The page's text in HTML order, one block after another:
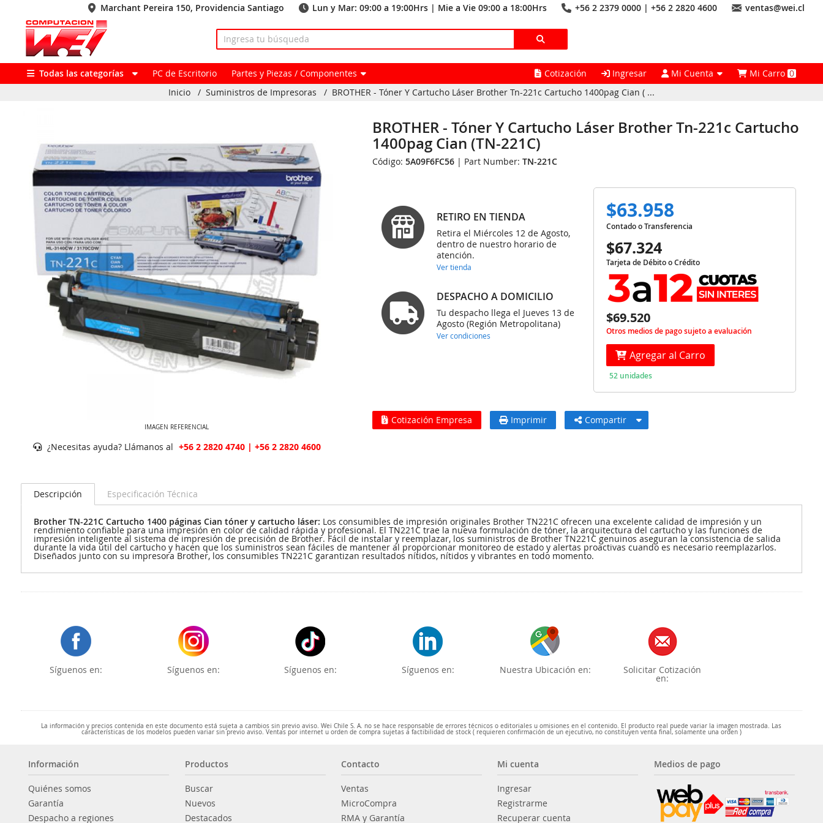
Marchant Pereira 150, Providencia Santiago Lun y Mar: 09:00 a 19:00Hrs | Mie a Vie 09:00 a 18:00Hrs +56 2 2379 0000 | +56 2 2820 4600 ventas@wei.cl
Todas las categorías PC de Escritorio Partes y Piezas / Componentes Cotización Ingresar Mi Cuenta Mi Carro0
Inicio
/ Suministros de Impresoras / BROTHER - Tóner Y Cartucho Láser Brother Tn-221c Cartucho 1400pag Cian ( ...
IMAGEN REFERENCIAL
¿Necesitas ayuda? Llámanos al +56 2 2820 4740 | +56 2 2820 4600
BROTHER - Tóner Y Cartucho Láser Brother Tn-221c Cartucho
1400pag Cian (TN-221C)
Código:5A09F6FC56 | Part Number:TN-221C
RETIRO EN TIENDA
Retira el Miércoles 12 de Agosto,
dentro de nuestro horario de
atención.
Ver tienda
DESPACHO A DOMICILIO
Tu despacho llega el Jueves 13 de
Agosto (Región Metropolitana)
Ver condiciones
$63.958
Contado o Transferencia
$67.324
Tarjeta de Débito o Crédito
$69.520
Otros medios de pago sujeto a evaluación
Agregar al Carro
52 unidades
Cotización Empresa Imprimir Compartir
Descripción Especificación Técnica
Brother TN-221C Cartucho 1400 páginas Cian tóner y cartucho láser: Los consumibles de impresión originales Brother TN221C ofrecen una excelente calidad de impresión y un
rendimiento confiable para una impresión en color de calidad rápida y profesional. El TN221C trae la nueva formulación de tóner, la arquitectura del cartucho y las funciones de
impresión inteligente al sistema de impresión de precisión de Brother. Fácil de instalar y reemplazar, los suministros de Brother TN221C genuinos aseguran la consistencia de salida
durante la vida útil del cartucho y hacen que los suministros sean fáciles de mantener al proporcionar monitoreo de estado y alertas proactivas cuando es necesario reemplazarlos.
Diseñados junto con su impresora Brother, los consumibles TN221C garantizan resultados nítidos, nítidos y vibrantes en todo momento.
Síguenos en: Síguenos en: Síguenos en: Síguenos en: Nuestra Ubicación en: Solicitar Cotización
en:
La información y precios contenida en este documento está sujeta a cambios sin previo aviso. Wei Chile S. A. no se hace responsable de errores técnicos o editoriales u omisiones en el contenido. El producto real puede variar la imagen mostrada. Las
características de los modelos pueden variar sin previo aviso. Ventas por internet u orden de compra sujetas a factibilidad de stock ( requieren confirmación de un ejecutivo, no constituyen venta final, solamente una orden )
Información
Quiénes somos
Garantía
Despacho a regiones
Productos
Buscar
Nuevos
Destacados
Contacto
Ventas
MicroCompra
RMA y Garantía
Mi cuenta
Ingresar
Registrarme
Recuperar cuenta
Medios de pago